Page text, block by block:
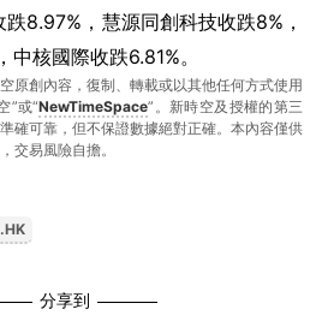
8.97%，慧源同創科技收跌8%，
核國際收跌6.81%。
原創內容，復制、轉載或以其他任何方式使用
”或“NewTimeSpace”。新時空及授權的第三
確可靠，但不保證數據絕對正確。本內容僅供
交易風險自擔。
分享到